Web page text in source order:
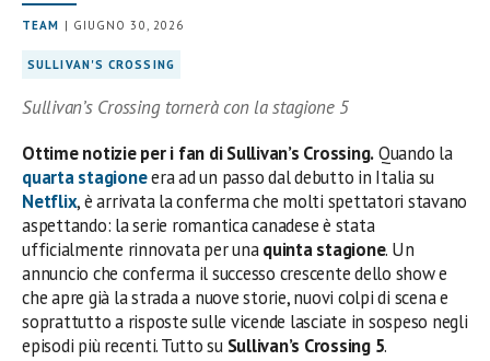
TEAM | GIUGNO 30, 2026
SULLIVAN'S CROSSING
Sullivan’s Crossing tornerà con la stagione 5
Ottime notizie per i fan di Sullivan’s Crossing.Quando la
quarta stagioneera ad un passo dal debutto in Italia su
Netflix, è arrivata la conferma che molti spettatori stavano
aspettando: la serie romantica canadese è stata
ufficialmente rinnovata per unaquinta stagione. Un
annuncio che conferma il successo crescente dello show e
che apre già la strada a nuove storie, nuovi colpi di scena e
soprattutto a risposte sulle vicende lasciate in sospeso negli
episodi più recenti. Tutto su Sullivan’s Crossing 5.